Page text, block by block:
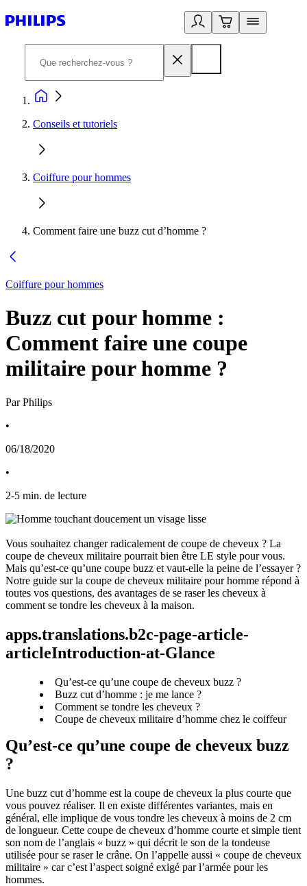
Conseils et tutoriels
Coiffure pour hommes
Comment faire une buzz cut d’homme ?
Coiffure pour hommes
Buzz cut pour homme :
Comment faire une coupe
militaire pour homme ?
Par Philips
•
06/18/2020
•
2-5 min. de lecture
Vous souhaitez changer radicalement de coupe de cheveux ? La
coupe de cheveux militaire pourrait bien être LE style pour vous.
Mais qu’est-ce qu’une coupe buzz et vaut-elle la peine de l’essayer ?
Notre guide sur la coupe de cheveux militaire pour homme répond à
toutes vos questions, des avantages de se raser les cheveux à
comment se tondre les cheveux à la maison.
apps.translations.b2c-page-article-
articleIntroduction-at-Glance
Qu’est-ce qu’une coupe de cheveux buzz ?
Buzz cut d’homme : je me lance ?
Comment se tondre les cheveux ?
Coupe de cheveux militaire d’homme chez le coiffeur
Qu’est-ce qu’une coupe de cheveux buzz
?
Une buzz cut d’homme est la coupe de cheveux la plus courte que
vous pouvez réaliser. Il en existe différentes variantes, mais en
général, elle implique de vous tondre les cheveux à moins de 2 cm
de longueur. Cette coupe de cheveux d’homme courte et simple tient
son nom de l’anglais « buzz » qui décrit le son de la tondeuse
utilisée pour se raser le crâne. On l’appelle aussi « coupe de cheveux
militaire » car c’est l’aspect soigné exigé par l’armée pour les
hommes.